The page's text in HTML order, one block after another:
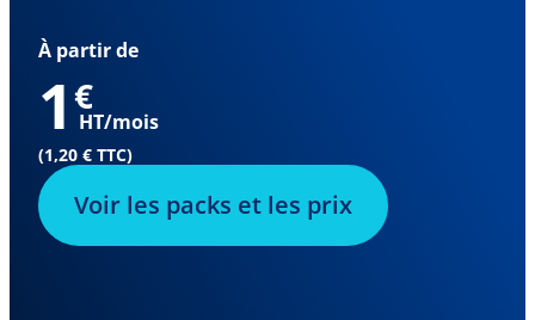
Voir les packs et les prix
À partir de
1 €
HT/mois
(1,20 € TTC)